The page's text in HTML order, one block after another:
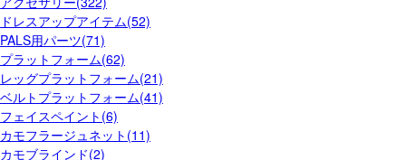
ドレスアップアイテム(52)
PALS用パーツ(71)
プラットフォーム(62)
レッグプラットフォーム(21)
ベルトプラットフォーム(41)
フェイスペイント(6)
カモフラージュネット(11)
カモブラインド(2)